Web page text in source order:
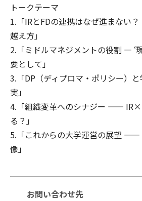
トークテーマ
1.「IRとFDの連携はなぜ進まない
越え方」
2.「ミドルマネジメントの役割 — ‘
要として」
3.「DP（ディプロマ・ポリシー）
実」
4.「組織変革へのシナジー ——
る？」
5.「これからの大学運営の展望 ——
像」
お問い合わせ先